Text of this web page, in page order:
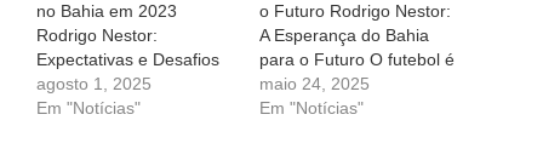
no Bahia em 2023
Rodrigo Nestor:
Expectativas e Desafios
no Bahia em 2023
Quando um novo jogador
agosto 1, 2025
Em "Notícias"
o Futuro Rodrigo Nestor:
A Esperança do Bahia
para o Futuro O futebol é
cheio de altos e baixos, e
em meio a tantos
maio 24, 2025
Em "Notícias"